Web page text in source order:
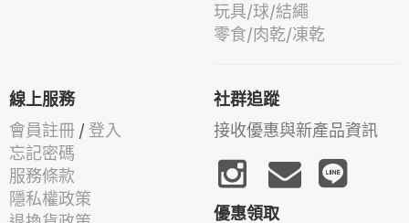
玩具/球/結繩
零食/肉乾/凍乾
線上服務
會員註冊 / 登入
忘記密碼
服務條款
隱私權政策
社群追蹤
接收優惠與新產品資訊
優惠領取